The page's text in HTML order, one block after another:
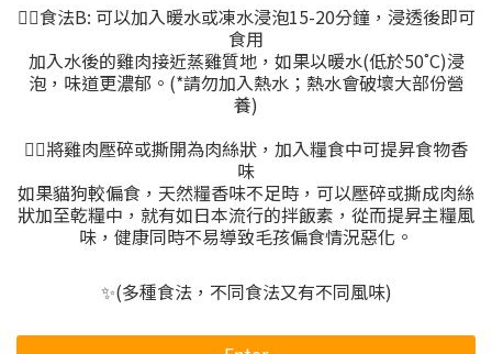
👍🏻食法B: 可以加入暖水或凍水浸泡15-20分鐘，浸透後即可
食用
加入水後的雞肉接近蒸雞質地，如果以暖水(低於50˚C)浸
泡，味道更濃郁。(*請勿加入熱水；熱水會破壞大部份營
養)
👍🏻將雞肉壓碎或撕開為肉絲狀，加入糧食中可提昇食物香
味
如果貓狗較偏食，天然糧香味不足時，可以壓碎或撕成肉絲
狀加至乾糧中，就有如日本流行的拌飯素，從而提昇主糧風
味，健康同時不易導致毛孩偏食情況惡化。
✨(多種食法，不同食法又有不同風味)